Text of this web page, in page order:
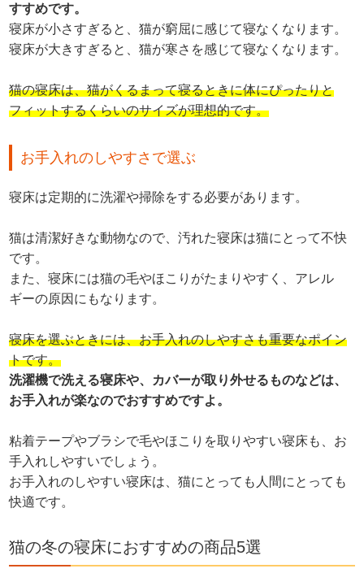
すすめです。
寝床が小さすぎると、猫が窮屈に感じて寝なくなります。
寝床が大きすぎると、猫が寒さを感じて寝なくなります。
猫の寝床は、猫がくるまって寝るときに体にぴったりと
フィットするくらいのサイズが理想的です。
お手入れのしやすさで選ぶ
寝床は定期的に洗濯や掃除をする必要があります。
猫は清潔好きな動物なので、汚れた寝床は猫にとって不快
です。
また、寝床には猫の毛やほこりがたまりやすく、アレル
ギーの原因にもなります。
寝床を選ぶときには、お手入れのしやすさも重要なポイン
トです。
洗濯機で洗える寝床や、カバーが取り外せるものなどは、
お手入れが楽なのでおすすめですよ。
粘着テープやブラシで毛やほこりを取りやすい寝床も、お
手入れしやすいでしょう。
お手入れのしやすい寝床は、猫にとっても人間にとっても
快適です。
猫の冬の寝床におすすめの商品5選